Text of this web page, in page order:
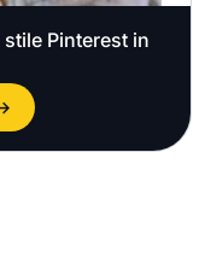
Pinterest in